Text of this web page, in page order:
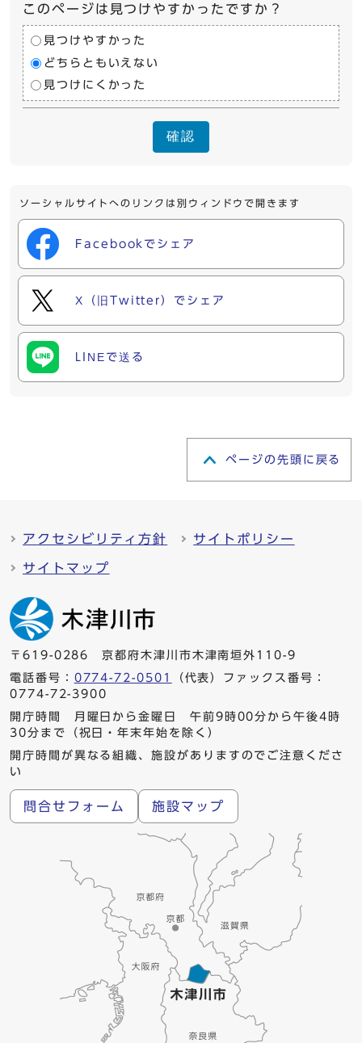
このページは見つけやすかったですか？
見つけやすかった
どちらともいえない
見つけにくかった
確認
ソーシャルサイトへのリンクは別ウィンドウで開きます
Facebookでシェア
X（旧Twitter）でシェア
LINEで送る
ページの先頭に戻る
アクセシビリティ方針 サイトポリシー
サイトマップ
〒619-0286 京都府木津川市木津南垣外110-9
電話番号： 0774-72-0501
（代表）ファックス番号：
0774-72-3900
開庁時間 月曜日から金曜日 午前9時00分から午後4時
30分まで（祝日・年末年始を除く）
開庁時間が異なる組織、施設がありますのでご注意くださ
い
問合せフォーム 施設マップ